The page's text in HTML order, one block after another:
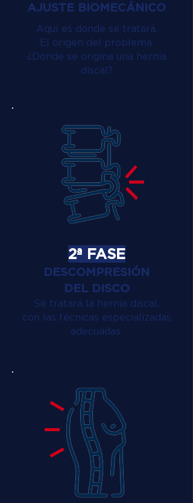
AJUSTE BIOMECÁNICO
Aquí es donde se tratará.
El origen del problema.
¿Donde se origina una hernia
discal?
2ª FASE
DESCOMPRESIÓN
DEL DISCO
Se tratará la hernia discal.
con las técnicas especializadas
adecuadas.